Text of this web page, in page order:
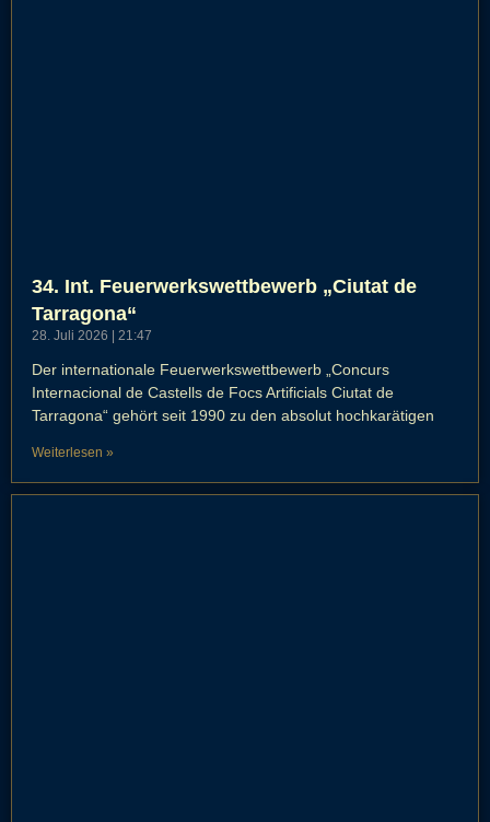
34. Int. Feuerwerkswettbewerb „Ciutat de
Tarragona“
28. Juli 2026 21:47
Der internationale Feuerwerkswettbewerb „Concurs
Internacional de Castells de Focs Artificials Ciutat de
Tarragona“ gehört seit 1990 zu den absolut hochkarätigen
Weiterlesen »